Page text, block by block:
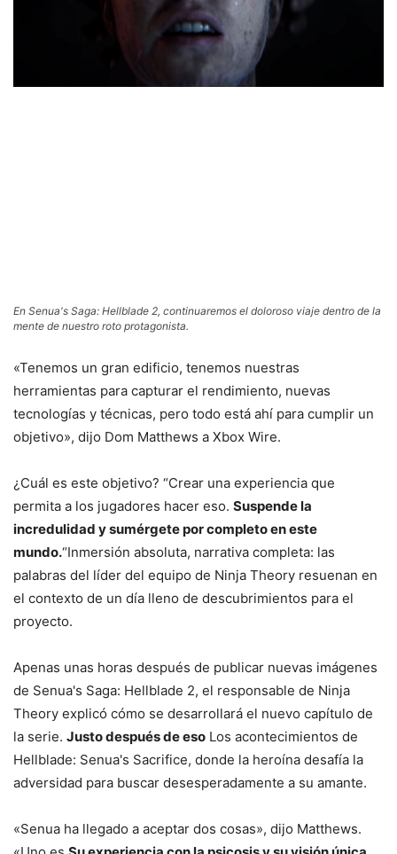
En Senua's Saga: Hellblade 2, continuaremos el doloroso viaje dentro de la
mente de nuestro roto protagonista.
«Tenemos un gran edificio, tenemos nuestras
herramientas para capturar el rendimiento, nuevas
tecnologías y técnicas, pero todo está ahí para cumplir un
objetivo», dijo Dom Matthews a Xbox Wire.
¿Cuál es este objetivo? “Crear una experiencia que
permita a los jugadores hacer eso. Suspende la
incredulidad y sumérgete por completo en este
mundo.“Inmersión absoluta, narrativa completa: las
palabras del líder del equipo de Ninja Theory resuenan en
el contexto de un día lleno de descubrimientos para el
proyecto.
Apenas unas horas después de publicar nuevas imágenes
de Senua's Saga: Hellblade 2, el responsable de Ninja
Theory explicó cómo se desarrollará el nuevo capítulo de
la serie. Justo después de eso Los acontecimientos de
Hellblade: Senua's Sacrifice, donde la heroína desafía la
adversidad para buscar desesperadamente a su amante.
«Senua ha llegado a aceptar dos cosas», dijo Matthews.